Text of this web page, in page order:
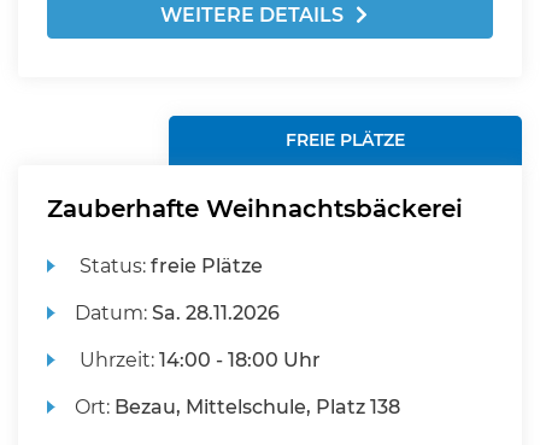
WEITERE DETAILS
FREIE PLÄTZE
Zauberhafte Weihnachtsbäckerei
Status:freie Plätze
Datum:Sa. 28.11.2026
Uhrzeit:14:00 - 18:00 Uhr
Ort: Bezau, Mittelschule, Platz 138